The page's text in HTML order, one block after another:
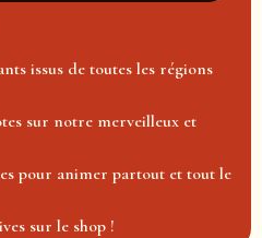
issus de toutes les régions
sur notre merveilleux et
pour animer partout et tout le
sur le shop !